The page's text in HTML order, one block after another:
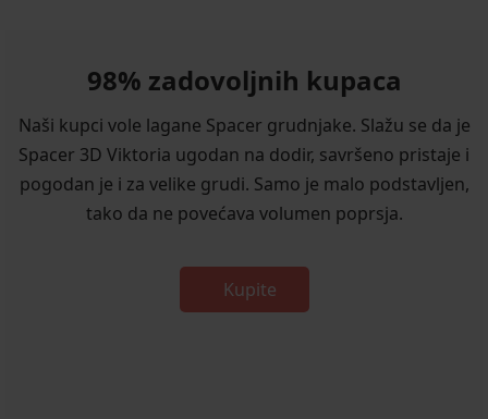
98% zadovoljnih kupaca
Naši kupci vole lagane Spacer grudnjake. Slažu se da je
Spacer 3D Viktoria ugodan na dodir, savršeno pristaje i
pogodan je i za velike grudi. Samo je malo podstavljen,
tako da ne povećava volumen poprsja.
Kupite